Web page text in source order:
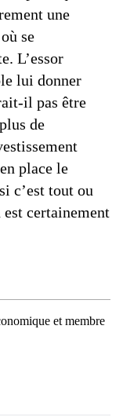
une
se
L’essor
lui donner
il pas être
de
place le
c’est tout ou
certainement
et membre